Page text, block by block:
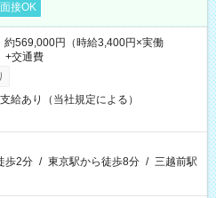
接OK
約569,000円（時給3,400円×実働
+交通費
給あり（当社規定による）
歩2分 / 東京駅から徒歩8分 / 三越前駅